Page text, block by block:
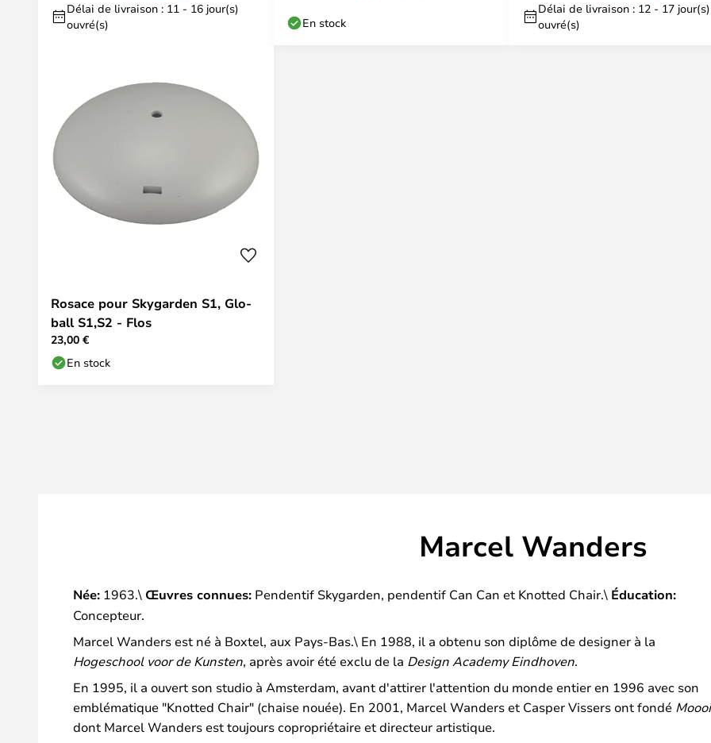
Délai de livraison : 11 - 16 jour(s)
ouvré(s)
En stock
Délai de livraison : 12 - 17 jour(s)
ouvré(s)
Rosace pour Skygarden S1, Glo-
ball S1,S2 - Flos
23,00 €
En stock
Marcel Wanders
Née: 1963.\ Œuvres connues: Pendentif Skygarden, pendentif Can Can et Knotted Chair.\ Éducation:
Concepteur.
Marcel Wanders est né à Boxtel, aux Pays-Bas.\ En 1988, il a obtenu son diplôme de designer à la
Hogeschool voor de Kunsten, après avoir été exclu de la Design Academy Eindhoven.
En 1995, il a ouvert son studio à Amsterdam, avant d'attirer l'attention du monde entier en 1996 avec son
emblématique "Knotted Chair" (chaise nouée). En 2001, Marcel Wanders et Casper Vissers ont fondé Moooi
dont Marcel Wanders est toujours copropriétaire et directeur artistique.